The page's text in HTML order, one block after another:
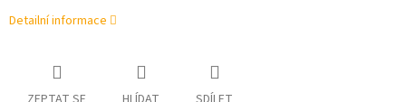
Detailní informace